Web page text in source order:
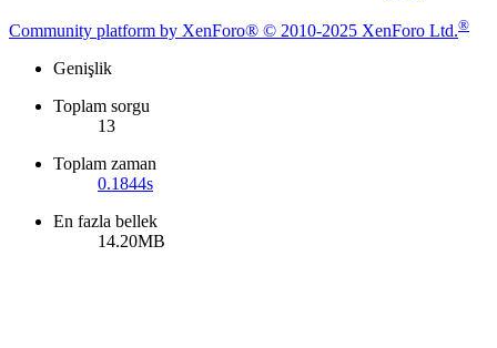
Community platform by XenForo® © 2010-2025 XenForo Ltd.®
Genişlik
Toplam sorgu
13
Toplam zaman
0.1844s
En fazla bellek
14.20MB